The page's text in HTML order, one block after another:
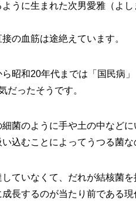
うに生まれた次男愛雅（よ
の血筋は途絶えています。
昭和20年代までは「国民病
だったそうです。
菌のように手や土の中など
込むことによってうつる菌な
ていなくて、だれが結核菌を
長するのが当たり前である